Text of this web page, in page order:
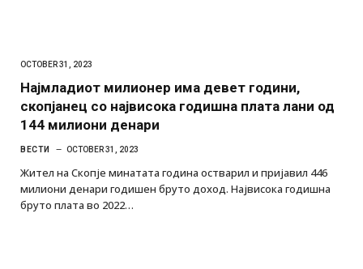
OCTOBER 31, 2023
Најмладиот милионер има девет години,
скопјанец со највисока годишна плата лани од
144 милиони денари
ВЕСТИ OCTOBER 31, 2023
Жител на Скопје минатата година остварил и пријавил 446
милиони денари годишен бруто доход. Највисока годишна
бруто плата во 2022…